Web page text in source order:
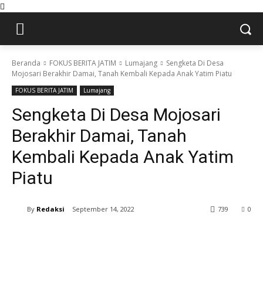
Beranda FOKUS BERITA JATIM Lumajang
Sengketa Di Desa
Mojosari Berakhir Damai, Tanah Kembali Kepada Anak Yatim Piatu
FOKUS BERITA JATIM Lumajang
Sengketa Di Desa Mojosari
Berakhir Damai, Tanah
Kembali Kepada Anak Yatim
Piatu
By Redaksi September 14, 2022 0
739